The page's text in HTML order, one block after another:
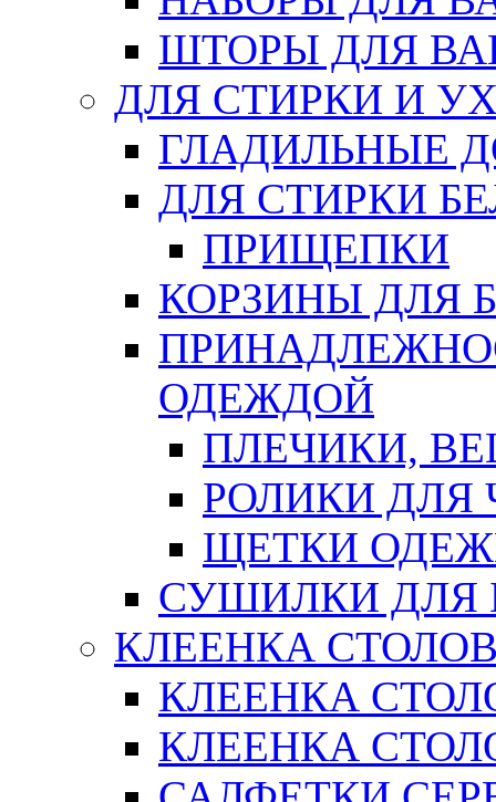
ШТОРЫ ДЛЯ
ДЛЯ СТИРКИ И
ГЛАДИЛЬНЫЕ
ДЛЯ СТИРКИ
ПРИЩЕПКИ
КОРЗИНЫ ДЛЯ
ОДЕЖДОЙ
ПЛЕЧИКИ,
РОЛИКИ ДЛЯ
ЩЕТКИ
СУШИЛКИ ДЛЯ
КЛЕЕНКА
КЛЕЕНКА
КЛЕЕНКА